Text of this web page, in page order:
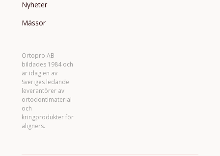
Nyheter
Mässor
Ortopro AB
bildades 1984 och
är idag en av
Sveriges ledande
leverantörer av
ortodontimaterial
och
kringprodukter för
aligners.